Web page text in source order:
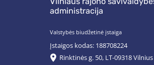
administracija
Valstybės biudžetinė įstaiga
Įstaigos kodas: 188708224
Rinktinės g. 50, LT-09318 Vilnius